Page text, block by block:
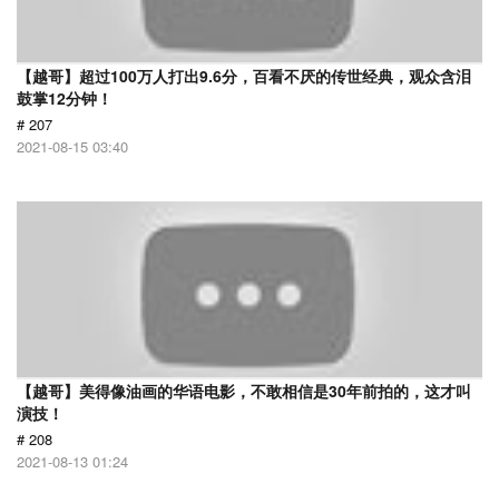
【越哥】超过100万人打出9.6分，百看不厌的传世经典，观众含泪
鼓掌12分钟！
# 207
2021-08-15 03:40
【越哥】美得像油画的华语电影，不敢相信是30年前拍的，这才叫
演技！
# 208
2021-08-13 01:24